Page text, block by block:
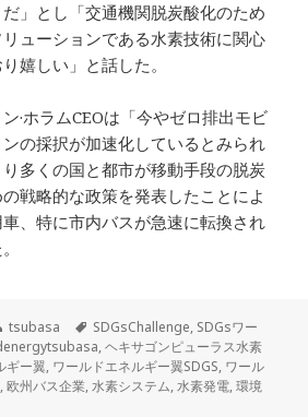
」とし「交通機関脱炭酸化のため
ューションである水素技術に関心
嬉しい」と話した。
·ホラムCEOは「今やゼロ排出モビ
の採択が加速化しているとみられ
多くの国と都市が移動手段の脱炭
戦略的な政策を発表したことによ
、特に市内バスが急速に転換され
作
成
者
tsubasa
タ
グ
SDGsChallenge, SDGsワー
,ヘキサゴンピューラス水素
ギー翼, ワールドエネルギー翼SDGS, ワール
,欧州バス企業,水素システム,水素発電,環境